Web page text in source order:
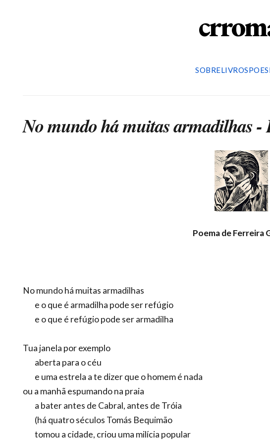
SOBRELIVROS
No mundo há muitas armadilhas
Poema de Ferreira
No mundo há muitas armadilhas
e o que é armadilha pode ser refúgio
e o que é refúgio pode ser armadilha
Tua janela por exemplo
aberta para o céu
e uma estrela a te dizer que o homem é nada
ou a manhã espumando na praia
a bater antes de Cabral, antes de Tróia
(há quatro séculos Tomás Bequimão
tomou a cidade, criou uma milícia popular